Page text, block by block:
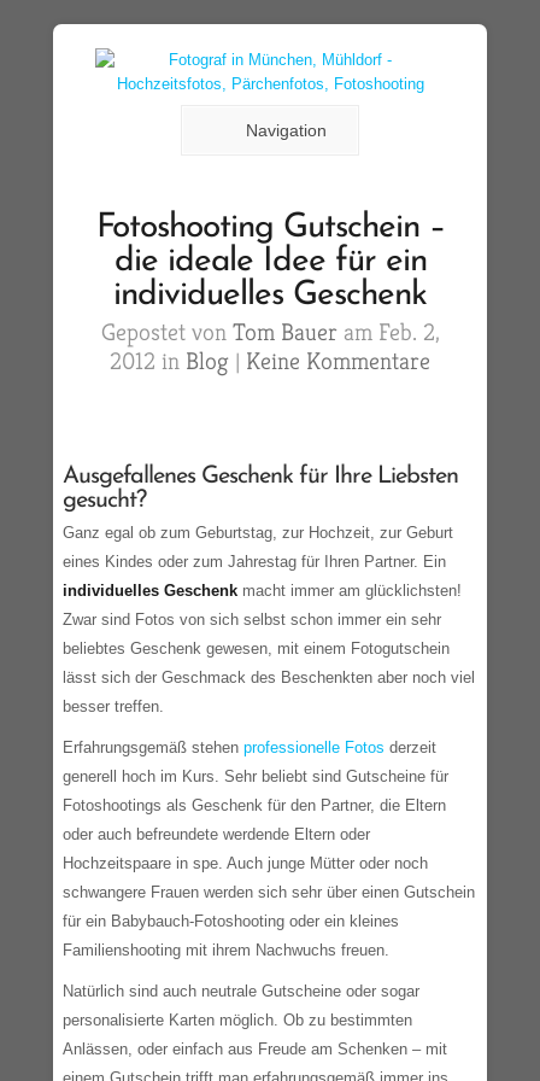
Navigation
Fotoshooting Gutschein –
die ideale Idee für ein
individuelles Geschenk
Gepostet von Tom Baueram Feb. 2,
2012 in Blog | Keine Kommentare
Ausgefallenes Geschenk für Ihre Liebsten
gesucht?
Ganz egal ob zum Geburtstag, zur Hochzeit, zur Geburt
eines Kindes oder zum Jahrestag für Ihren Partner. Ein
individuelles Geschenk macht immer am glücklichsten!
Zwar sind Fotos von sich selbst schon immer ein sehr
beliebtes Geschenk gewesen, mit einem Fotogutschein
lässt sich der Geschmack des Beschenkten aber noch viel
besser treffen.
Erfahrungsgemäß stehen professionelle Fotos derzeit
generell hoch im Kurs. Sehr beliebt sind Gutscheine für
Fotoshootings als Geschenk für den Partner, die Eltern
oder auch befreundete werdende Eltern oder
Hochzeitspaare in spe. Auch junge Mütter oder noch
schwangere Frauen werden sich sehr über einen Gutschein
für ein Babybauch-Fotoshooting oder ein kleines
Familienshooting mit ihrem Nachwuchs freuen.
Natürlich sind auch neutrale Gutscheine oder sogar
personalisierte Karten möglich. Ob zu bestimmten
Anlässen, oder einfach aus Freude am Schenken – mit